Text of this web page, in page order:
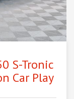
S-Tronic
Car Play